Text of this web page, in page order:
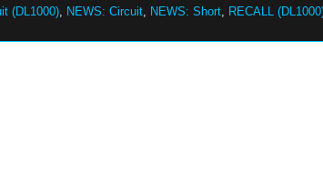
(DL1000) NEWS: Circuit NEWS: Short RECALL